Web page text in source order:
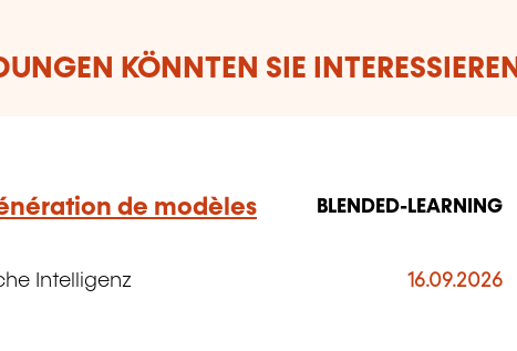
KÖNNTEN SIE INTERESSIEREN
de modèles BLENDED-LEARNING
Intelligenz 16.09.2026